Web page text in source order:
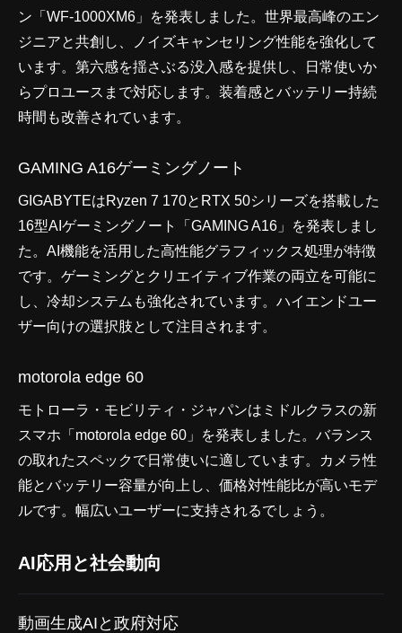
ン「WF-1000XM6」を発表しました。世界最高峰のエン
ジニアと共創し、ノイズキャンセリング性能を強化して
います。第六感を揺さぶる没入感を提供し、日常使いか
らプロユースまで対応します。装着感とバッテリー持続
時間も改善されています。
GAMING A16ゲーミングノート
GIGABYTEはRyzen 7 170とRTX 50シリーズを搭載した
16型AIゲーミングノート「GAMING A16」を発表しまし
た。AI機能を活用した高性能グラフィックス処理が特徴
です。ゲーミングとクリエイティブ作業の両立を可能に
し、冷却システムも強化されています。ハイエンドユー
ザー向けの選択肢として注目されます。
motorola edge 60
モトローラ・モビリティ・ジャパンはミドルクラスの新
スマホ「motorola edge 60」を発表しました。バランス
の取れたスペックで日常使いに適しています。カメラ性
能とバッテリー容量が向上し、価格対性能比が高いモデ
ルです。幅広いユーザーに支持されるでしょう。
AI応用と社会動向
動画生成AIと政府対応